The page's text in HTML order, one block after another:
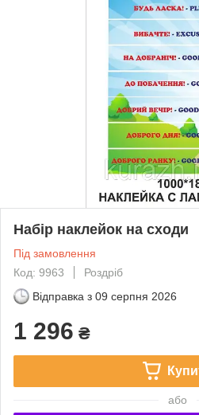
Набір наклейок на сходи
Під замовлення
Код: 9963
Роздріб
Відправка з 09 серпня 2026
1 296 ₴
або